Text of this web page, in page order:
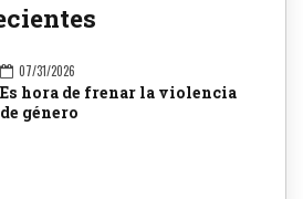
07/31/2026
Es hora de frenar la violencia
de género